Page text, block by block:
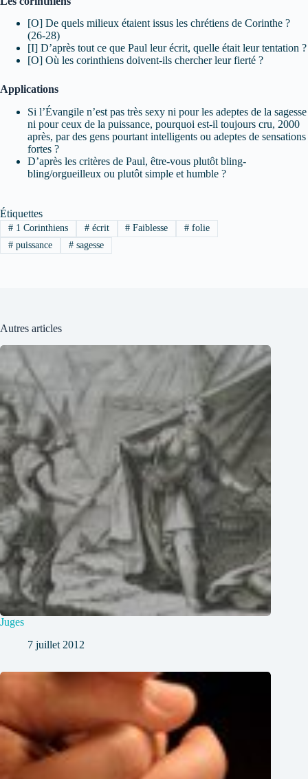
[O] De quels milieux étaient issus les chrétiens de Corinthe ?
(26-28)
[I] D’après tout ce que Paul leur écrit, quelle était leur tentation ?
[O] Où les corinthiens doivent-ils chercher leur fierté ?
Applications
Si l’Évangile n’est pas très sexy ni pour les adeptes de la sagesse
ni pour ceux de la puissance, pourquoi est-il toujours cru, 2000
après, par des gens pourtant intelligents ou adeptes de sensations
fortes ?
D’après les critères de Paul, être-vous plutôt bling-
bling/orgueilleux ou plutôt simple et humble ?
Étiquettes
#1 Corinthiens #écrit # Faiblesse # folie
#puissance #sagesse
Autres articles
Juges
7 juillet 2012